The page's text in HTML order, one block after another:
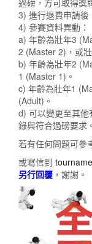
3) 進行退費申請後
4) 參賽資料異動：
a) 年齡為壯年3
2 (Master 2)，或
b) 年齡為壯年2
1 (Master 1)。
c) 年齡為壯年1
(Adult)。
d) 可以變更至其
錄與符合過磅要求。
若有任何問題可參
或寫信到
另行回覆 ，謝謝。